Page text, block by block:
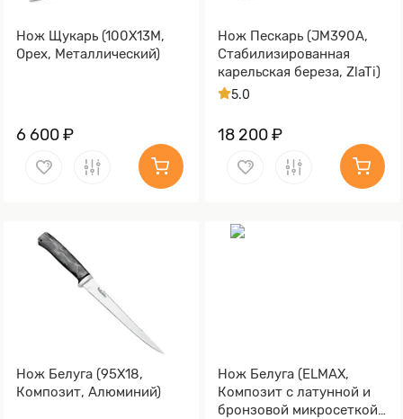
Нож Щукарь (100Х13М,
Орех, Металлический)
6 600 ₽
Нож Пескарь (JM390A,
Стабилизированная
карельская береза, ZlaTi)
5.0
18 200 ₽
Нож Белуга (95Х18,
Композит, Алюминий)
Нож Белуга (ELMAX,
Композит с латунной и
бронзовой микросеткой